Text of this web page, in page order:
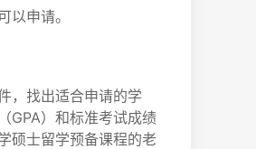
申请。
，找出适合申请的学
GPA）和标准考试成绩
硕士留学预备课程的老